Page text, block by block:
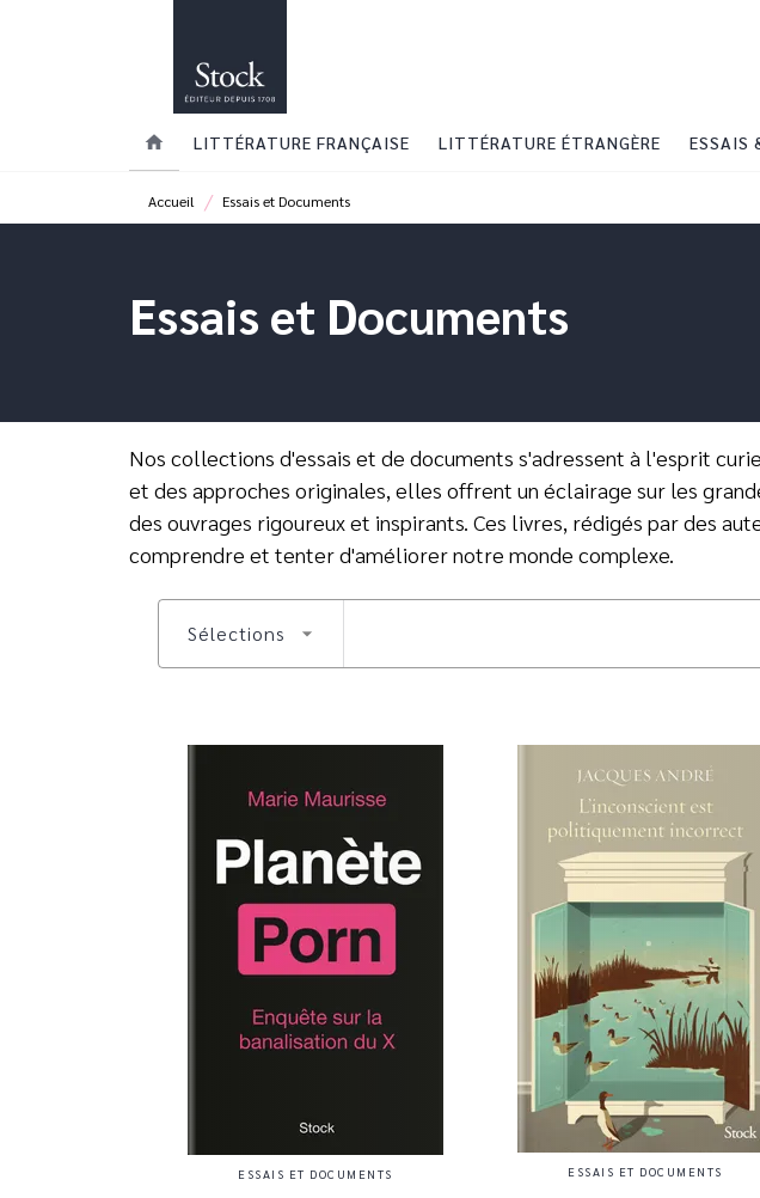
home LITTÉRATURE FRANÇAISE LITTÉRATURE ÉTRANGÈRE ESSAIS
Accueil / Essais et Documents
Essais et Documents
Nos collections d'essais et de documents s'adressent à l'esprit
et des approches originales, elles offrent un éclairage sur les
des ouvrages rigoureux et inspirants. Ces livres, rédigés par des
comprendre et tenter d'améliorer notre monde complexe.
Sélections arrow_drop_down
ESSAIS ET DOCUMENTS ESSAIS ET DOCUMENTS